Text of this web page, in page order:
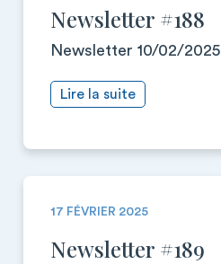
Newsletter #188
Newsletter 10/02/2025
Lire la suite
17 FÉVRIER 2025
Newsletter #189